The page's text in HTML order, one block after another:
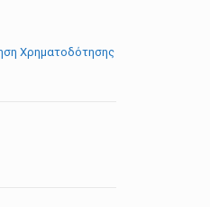
Χρηματοδότησης